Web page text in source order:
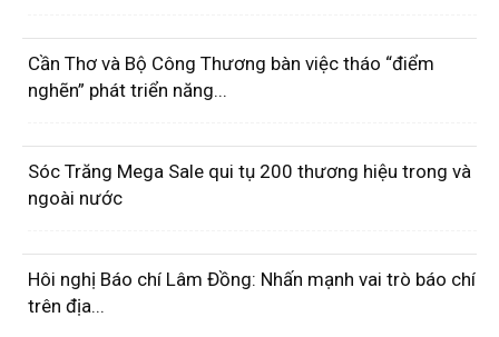
Cần Thơ và Bộ Công Thương bàn việc tháo “điểm
nghẽn” phát triển năng...
Sóc Trăng Mega Sale qui tụ 200 thương hiệu trong và
ngoài nước
Hôi nghị Báo chí Lâm Đồng: Nhấn mạnh vai trò báo chí
trên địa...